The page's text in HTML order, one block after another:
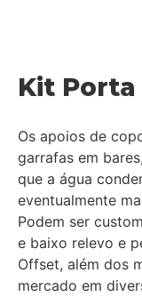
Kit Porta
Os apoios de
garrafas em
que a água
eventualmente
Podem ser
e baixo relevo e
Offset, além dos
mercado em